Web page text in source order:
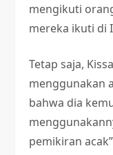
mengikuti
mereka ikuti di
Tetap saja,
menggunakan
bahwa dia
pemikiran